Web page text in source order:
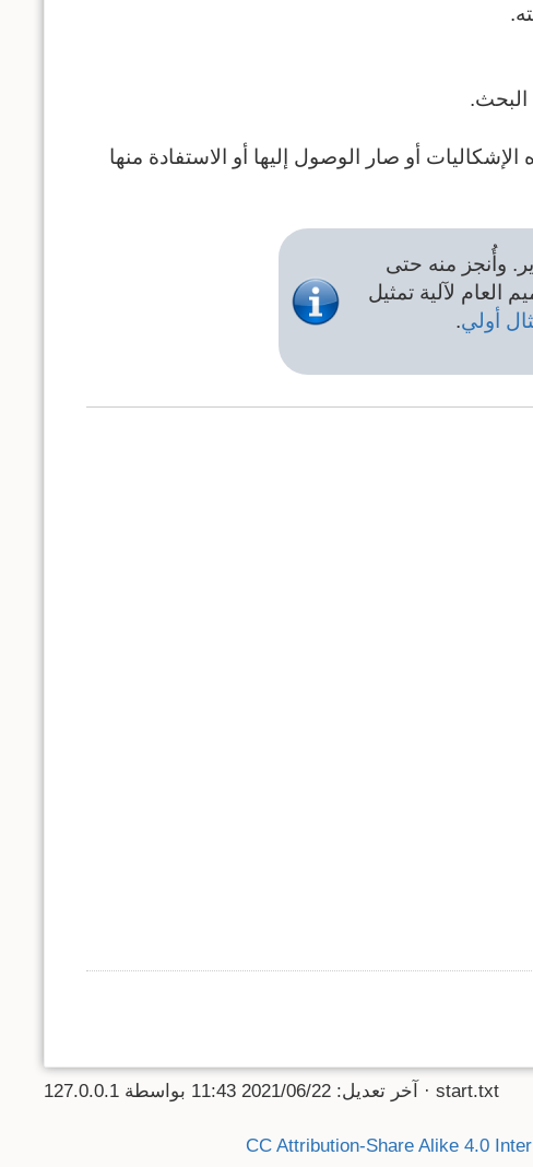
أو صار الوصول إليها أو الاستفادة منها
وأُنجز منه حتى
العام لآلية تمثيل
أولي.
start.txt · آخر تعديل: 2021/06/22 11:43 بواسطة 127.0.0.1
CC Attribution-Share Alike 4.0